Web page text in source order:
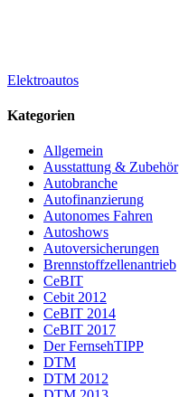
Elektroautos
Kategorien
Allgemein
Ausstattung & Zubehör
Autobranche
Autofinanzierung
Autonomes Fahren
Autoshows
Autoversicherungen
Brennstoffzellenantrieb
CeBIT
Cebit 2012
CeBIT 2014
CeBIT 2017
Der FernsehTIPP
DTM
DTM 2012